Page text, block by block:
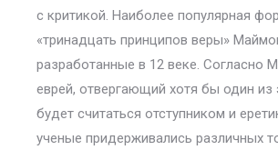
с критикой. Наиболее популярная
«тринадцать принципов веры»
разработанные в 12 веке. Согласно
еврей, отвергающий хотя бы один из
будет считаться отступником и
ученые придерживались различных